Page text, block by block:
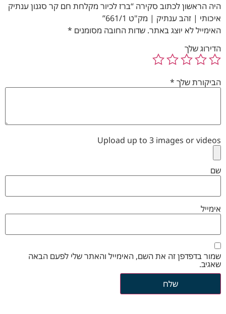
היה הראשון לכתוב סקירה “ברז לכיור מקלחת חם קר סגנון ענתיק
איכותי | זהב ענתיק | מק"ט 661/1”
האימייל לא יוצג באתר. שדות החובה מסומנים *
הדירוג שלך
הביקורת שלך *
Upload up to 3 images or videos
שם
אימייל
שמור בדפדפן זה את השם, האימייל והאתר שלי לפעם הבאה
שאגיב.